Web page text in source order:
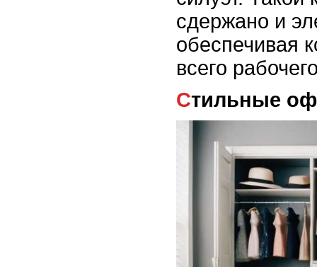
сдержано и
обеспечивая
всего
Стильные